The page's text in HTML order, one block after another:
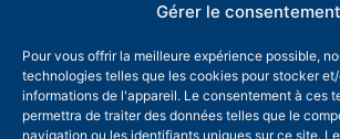
Gérer le consentement
Pour vous offrir la meilleure expérience possible,
technologies telles que les cookies pour stocker
informations de l'appareil. Le consentement à ces
permettra de traiter des données telles que le
navigation ou les identifiants uniques sur ce site.
27. Le tube laser